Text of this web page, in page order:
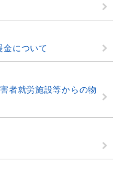
金について
者就労施設等からの物